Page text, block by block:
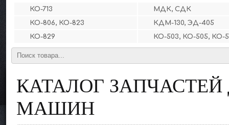
КО-713
МДК, СДК
КО-806, КО-823
КДМ-130, ЭД-405
КО-829
КО-503, КО-505, КО-
КАТАЛОГ
МАШИН